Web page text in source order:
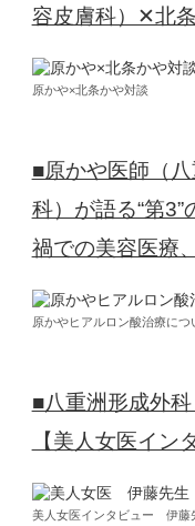
容皮膚科）✕北
原かや×北条かや対談
■原かや医師（
科）が語る“第
禍での美容医療
原かやヒアルロン酸治療につ
■八重洲形成外
【美人女医イン
美人女医インタビュー 伊藤